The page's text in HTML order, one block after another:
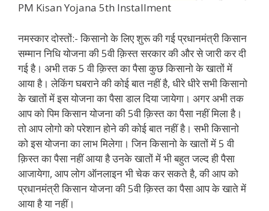
PM Kisan Yojana 5th Installment
नमस्कार दोस्तों:- किसानो के लिए शुरू की गई प्रधानमंत्री किसान
सम्मान निधि योजना की 5वी क़िस्त सरकार की और से जारी कर दी
गई है। अभी तक 5 वी क़िस्त का पैसा कुछ किसानो के खातों में
आया है। लेकिंग घबराने की कोई बात नहीं है, धीरे धीरे सभी किसानो
के खातों में इस योजना का पैसा डाल दिया जायेगा। अगर अभी तक
आप को पिम किसान योजना की 5वी क़िस्त का पैसा नहीं मिला है।
तो आप लोगो को परेशान होने की कोई बात नहीं है। सभी किसानो
को इस योजना का लाभ मिलेगा। जिन किसानो के खातों में 5 वी
क़िस्त का पैसा नहीं आया है उनके खातों में भी बहुत जल्द ही पैसा
आजायेगा, आप लोग ऑनलाइन भी चेक कर सकते है, की आप को
प्रधानमंत्री किसान योजना की 5वी क़िस्त का पैसा आप के खाते में
आया है या नहीं।